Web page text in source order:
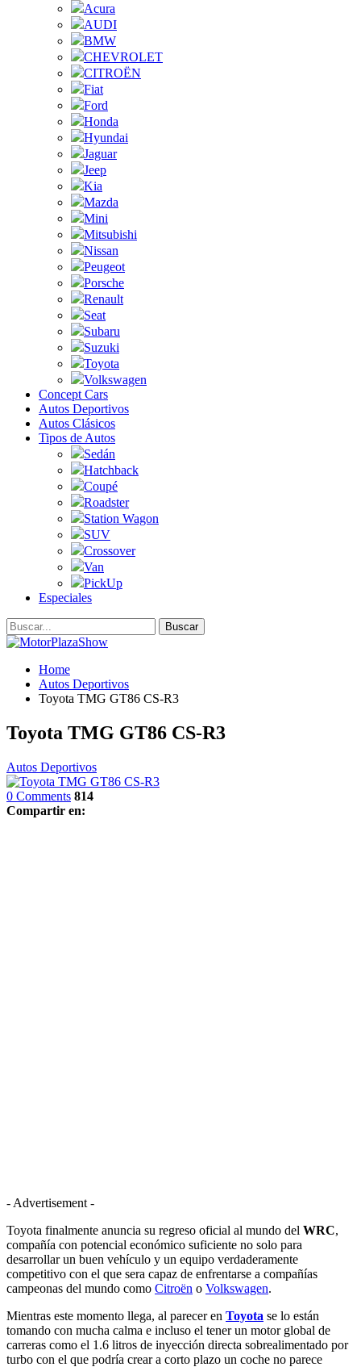
Acura
AUDI
BMW
CHEVROLET
CITROËN
Fiat
Ford
Honda
Hyundai
Jaguar
Jeep
Kia
Mazda
Mini
Mitsubishi
Nissan
Peugeot
Porsche
Renault
Seat
Subaru
Suzuki
Toyota
Volkswagen
Concept Cars
Autos Deportivos
Autos Clásicos
Tipos de Autos
Sedán
Hatchback
Coupé
Roadster
Station Wagon
SUV
Crossover
Van
PickUp
Especiales
Home
Autos Deportivos
Toyota TMG GT86 CS-R3
Toyota TMG GT86 CS-R3
Autos Deportivos
0 Comments 814
Compartir en:
- Advertisement -
Toyota finalmente anuncia su regreso oficial al mundo del WRC,
compañía con potencial económico suficiente no solo para
desarrollar un buen vehículo y un equipo verdaderamente
competitivo con el que sera capaz de enfrentarse a compañías
campeonas del mundo como Citroën o Volkswagen.
Mientras este momento llega, al parecer en Toyota se lo están
tomando con mucha calma e incluso el tener un motor global de
carreras como el 1.6 litros de inyección directa sobrealimentado por
turbo con el que podría crear a corto plazo un coche no parece